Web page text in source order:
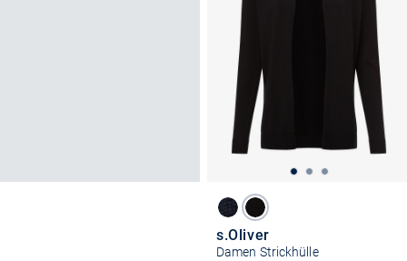
s.Oliver
Damen Strickhülle